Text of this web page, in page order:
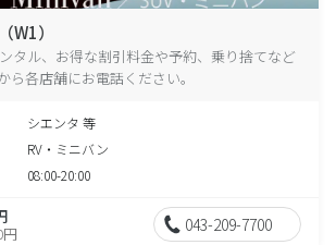
W1）
タル、お得な割引料金や予約、乗り捨てなど
ら各店舗にお電話ください。
シエンタ 等
RV・ミニバン
08:00-20:00
043-209-7700